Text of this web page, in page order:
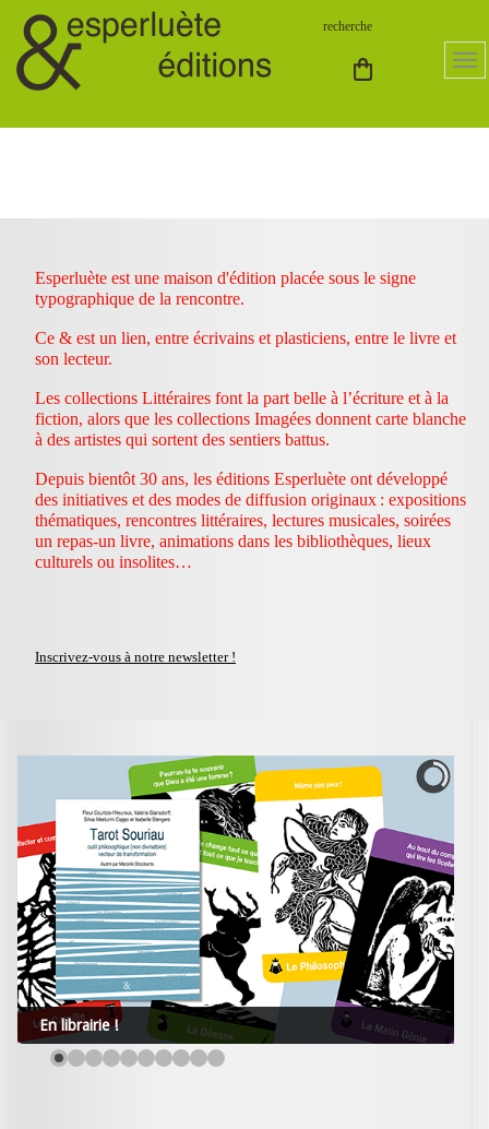
Esperluète est une maison d'édition placée sous le signe
typographique de la rencontre.
Ce & est un lien, entre écrivains et plasticiens, entre le livre et
son lecteur.
Les collections Littéraires font la part belle à l’écriture et à la
fiction, alors que les collections Imagées donnent carte blanche
à des artistes qui sortent des sentiers battus.
Depuis bientôt 30 ans, les éditions Esperluète ont développé
des initiatives et des modes de diffusion originaux : expositions
thématiques, rencontres littéraires, lectures musicales, soirées
un repas-un livre, animations dans les bibliothèques, lieux
culturels ou insolites…
Inscrivez-vous à notre newsletter !
En librairie !